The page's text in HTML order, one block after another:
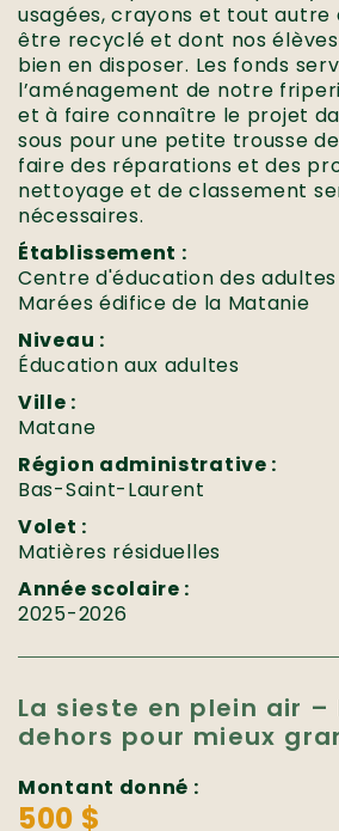
usagées, crayons et tout autre
être recyclé et dont nos
bien en disposer. Les fonds
l’aménagement de notre
et à faire connaître le projet
sous pour une petite trousse
faire des réparations et des
nettoyage et de classement
nécessaires.
Établissement :
Centre d'éducation des
Marées édifice de la Matanie
Niveau :
Éducation aux adultes
Ville :
Matane
Région administrative :
Bas-Saint-Laurent
Volet :
Matières résiduelles
Année scolaire :
2025-2026
La sieste en plein air –
dehors pour mieux
Montant donné :
500 $